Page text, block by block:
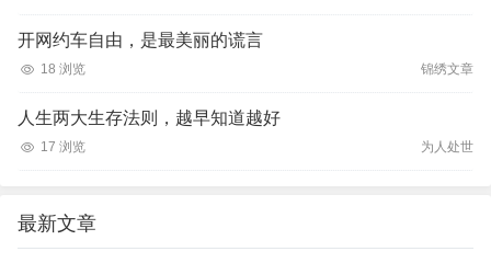
开网约车自由，是最美丽的谎言
18 浏览 锦绣文章
人生两大生存法则，越早知道越好
17 浏览 为人处世
最新文章